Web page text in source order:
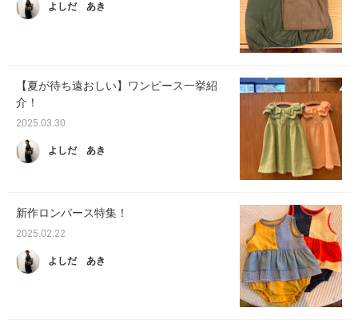
よしだ あき
【夏が待ち遠おしい】ワンピース一挙紹
介！
2025.03.30
よしだ あき
新作ロンパース特集！
2025.02.22
よしだ あき